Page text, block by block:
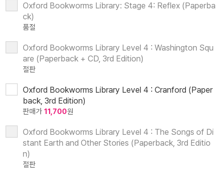
Oxford Bookworms Library: Stage 4: Reflex (Paperba
ck)
품절
Oxford Bookworms Library Level 4 : Washington Squ
are (Paperback + CD, 3rd Edition)
절판
Oxford Bookworms Library Level 4 : Cranford (Paper
back, 3rd Edition)
판매가 11,700원
Oxford Bookworms Library Level 4 : The Songs of Di
stant Earth and Other Stories (Paperback, 3rd Editio
n)
절판